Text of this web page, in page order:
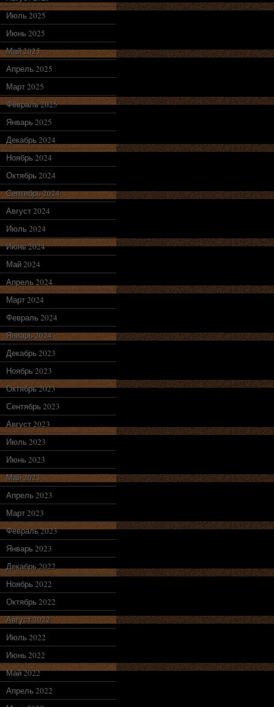
Июль 2025
Июнь 2025
Май 2025
Апрель 2025
Март 2025
Февраль 2025
Январь 2025
Декабрь 2024
Ноябрь 2024
Октябрь 2024
Сентябрь 2024
Август 2024
Июль 2024
Июнь 2024
Май 2024
Апрель 2024
Март 2024
Февраль 2024
Январь 2024
Декабрь 2023
Ноябрь 2023
Октябрь 2023
Сентябрь 2023
Август 2023
Июль 2023
Июнь 2023
Май 2023
Апрель 2023
Март 2023
Февраль 2023
Январь 2023
Декабрь 2022
Ноябрь 2022
Октябрь 2022
Август 2022
Июль 2022
Июнь 2022
Май 2022
Апрель 2022